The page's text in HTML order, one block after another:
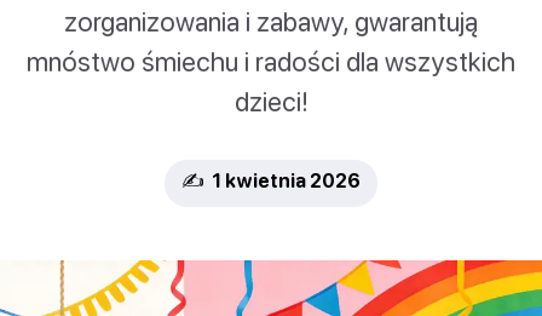
zorganizowania i zabawy, gwarantują
mnóstwo śmiechu i radości dla wszystkich
dzieci!
✍️ 1 kwietnia 2026